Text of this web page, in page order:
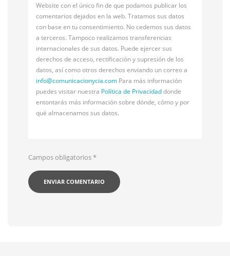
Website con el único fin de que podamos publicar los
comentarios dejados en la web. Tratamos sus datos
con base en tu consentimiento. No cedemos sus datos
a terceros. Tampoco realizamos transferencias
internacionales de sus datos. Puede ejercer sus
derechos de acceso, rectificación y supresión de los
datos, así como otros derechos enviando un correo a
info@comunicacionycia.com Para más información
puedes visitar nuestra Política de Privacidaddonde
entontarás más información sobre dónde, cómo y por
qué almacenamos sus datos.
Campos obligatorios*